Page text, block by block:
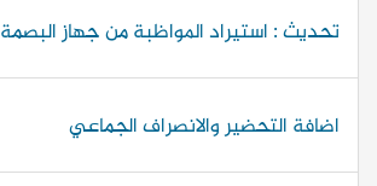
تحديث : استيراد المواظبة من جهاز البصمة
اضافة التحضير والانصراف الجماعي